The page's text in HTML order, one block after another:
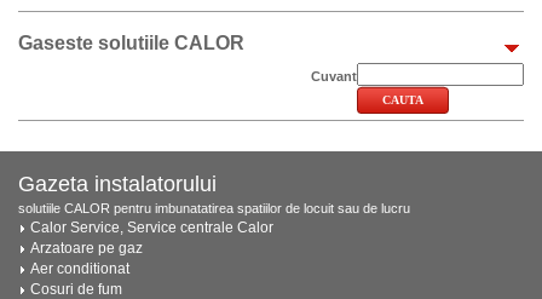
Gaseste solutiile CALOR
Cuvant
Gazeta instalatorului
solutiile CALOR pentru imbunatatirea spatiilor de locuit sau de lucru
Calor Service, Service centrale Calor
Arzatoare pe gaz
Aer conditionat
Cosuri de fum